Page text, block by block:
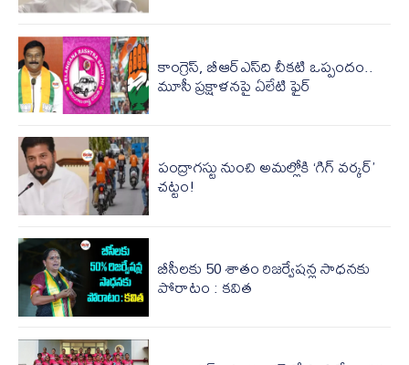
కాంగ్రెస్, బీఆర్ఎస్‌ది చీకటి ఒప్పందం..
మూసీ ప్రక్షాళనపై ఏలేటి ఫైర్
పంద్రాగస్టు నుంచి అమల్లోకి ‘గిగ్ వర్కర్’
చట్టం!
బీసీలకు 50 శాతం రిజర్వేషన్ల సాధనకు
పోరాటం : కవిత